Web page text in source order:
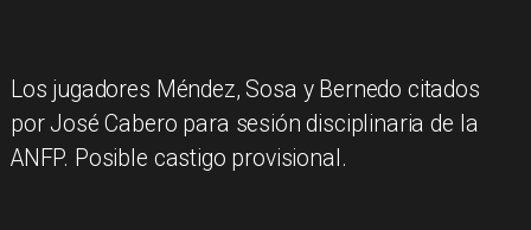
Los jugadores Méndez, Sosa y Bernedo citados
por José Cabero para sesión disciplinaria de la
ANFP. Posible castigo provisional.